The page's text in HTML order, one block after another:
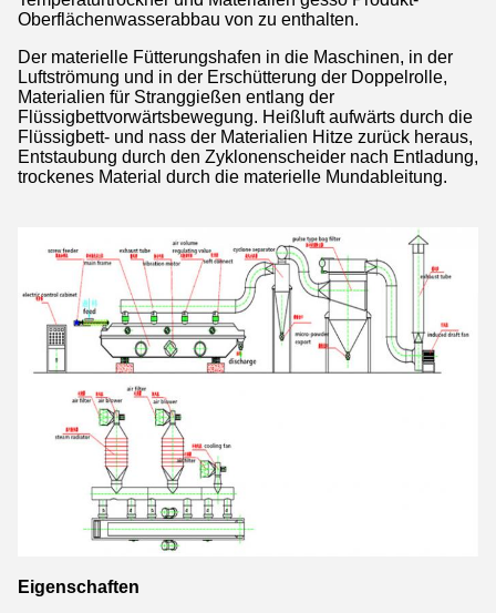
Oberflächenwasserabbau von zu enthalten.
Der materielle Fütterungshafen in die Maschinen, in der
Luftströmung und in der Erschütterung der Doppelrolle,
Materialien für Stranggießen entlang der
Flüssigbettvorwärtsbewegung. Heißluft aufwärts durch die
Flüssigbett- und nass der Materialien Hitze zurück heraus,
Entstaubung durch den Zyklonenscheider nach Entladung,
trockenes Material durch die materielle Mundableitung.
Eigenschaften